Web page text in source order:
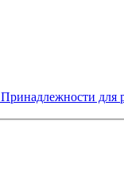
Принадлежности для